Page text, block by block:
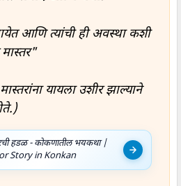
आणि त्यांची ही अवस्था कशी
यायला उशीर झाल्याने
हडळ - काेकणातील भयकथा |
Story in Konkan